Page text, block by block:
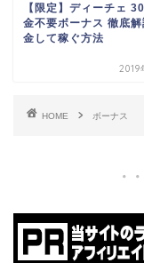
【限定】ディーチェ
金不要ボーナス 徹底解
金して稼ぐ方法
2019
HOME ボーナス